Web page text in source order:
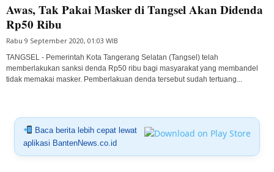
Awas, Tak Pakai Masker di Tangsel Akan Didenda
Rp50 Ribu
Rabu 9 September 2020, 01:03 WIB
TANGSEL - Pemerintah Kota Tangerang Selatan (Tangsel) telah
memberlakukan sanksi denda Rp50 ribu bagi masyarakat yang membandel
tidak memakai masker. Pemberlakuan denda tersebut sudah tertuang...
Baca berita lebih cepat lewat
aplikasi BantenNews.co.id